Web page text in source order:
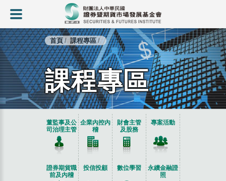
首頁 課程專區
課程專區
董監事及公
司治理主管
企業內控內
稽
財會主管
及股務
專案活動
證券期貨職
前及內稽
投信投顧 數位學習
永續金融證
照